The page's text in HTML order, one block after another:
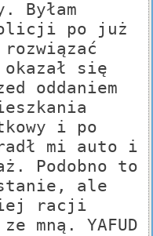
Byłam
po już
okazał się
oddaniem
i po
mi auto i
Podobno to
ale
racji
mną. YAFUD